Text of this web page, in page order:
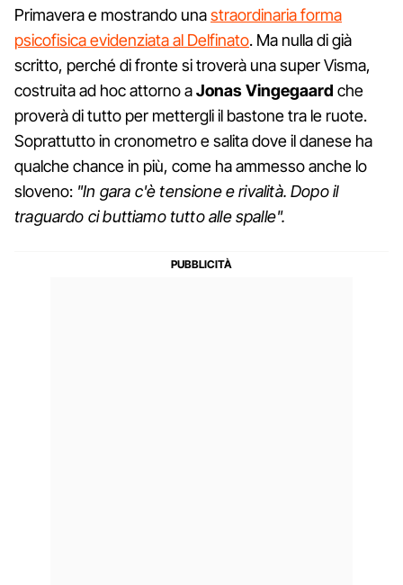
Primavera e mostrando unastraordinaria forma
psicofisica evidenziata al Delfinato. Ma nulla di già
scritto, perché di fronte si troverà una super Visma,
costruita ad hoc attorno aJonas Vingegaard che
proverà di tutto per mettergli il bastone tra le ruote.
Soprattutto in cronometro e salita dove il danese ha
qualche chance in più, come ha ammesso anche lo
sloveno: "In gara c'è tensione e rivalità. Dopo il
traguardo ci buttiamo tutto alle spalle".